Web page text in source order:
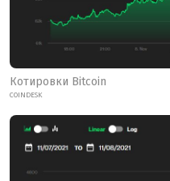
Котировки Bitcoin
COINDESK